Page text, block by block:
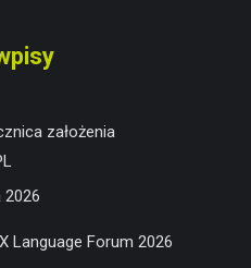
założenia
2026
Language Forum 2026